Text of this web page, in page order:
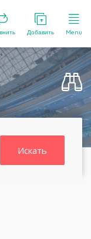
Добавить Menu
Искать